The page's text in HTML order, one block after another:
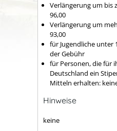
Verlängerung um bis
96,00
Verlängerung um
93,00
für Jugendliche unter
der Gebühr
für Personen, die für
Deutschland ein
Mitteln erhalten:
Hinweise
keine